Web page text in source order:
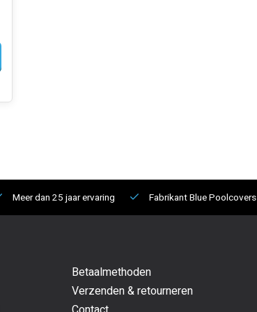
Meer dan 25 jaar ervaring Fabrikant Blue Poolcovers
Betaalmethoden
Verzenden & retourneren